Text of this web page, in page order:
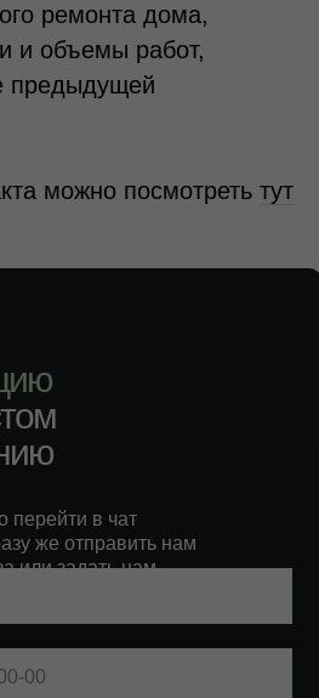
ремонта дома,
и объемы работ,
предыдущей
можно посмотреть тут
перейти в чат
же отправить нам
или задать нам